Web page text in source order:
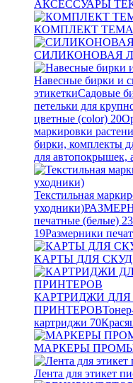
АКСЕССУАРЫ
КОМПЛЕКТ
СИЛИКОНОВАЯ
Навесные бирки и
этикеткиСадовые
петельки для
цветные (color) 20
маркировки
бирки, комплекты
для автопокрышек,
Текстильная
уходники)
печатные (белые) 23
19Размерники
КАРТЫ ДЛЯ СКУД
КАРТРИДЖИ
ПРИНТЕРОВ
картриджи 70
МАРКЕРЫ
Лента для этикет